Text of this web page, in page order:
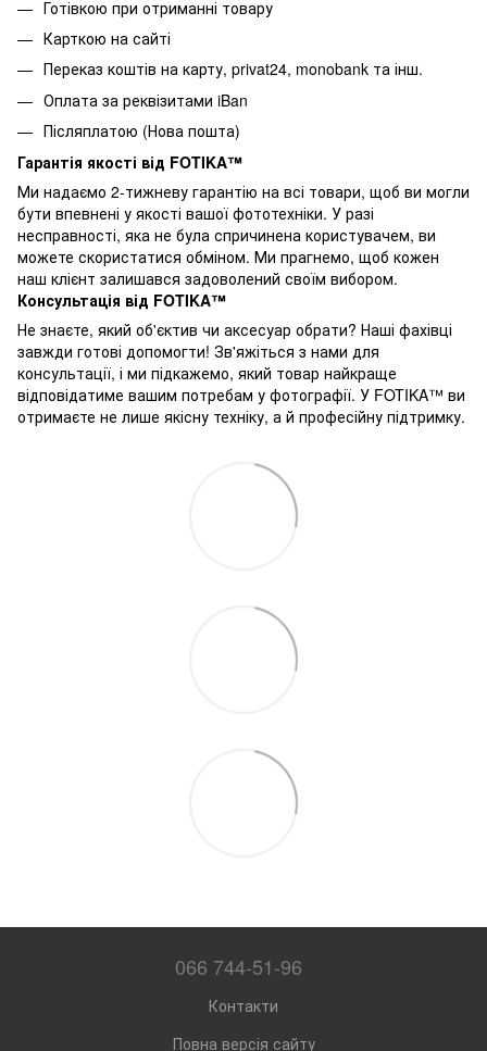
Готівкою при отриманні товару
Карткою на сайті
Переказ коштів на карту, privat24, monobank та інш.
Оплата за реквізитами iBan
Післяплатою (Нова пошта)
Гарантія якості від FOTIKA™
Ми надаємо 2-тижневу гарантію на всі товари, щоб ви могли
бути впевнені у якості вашої фототехніки. У разі
несправності, яка не була спричинена користувачем, ви
можете скористатися обміном. Ми прагнемо, щоб кожен
наш клієнт залишався задоволений своїм вибором.
Консультація від FOTIKA™
Не знаєте, який об'єктив чи аксесуар обрати? Наші фахівці
завжди готові допомогти! Зв'яжіться з нами для
консультації, і ми підкажемо, який товар найкраще
відповідатиме вашим потребам у фотографії. У FOTIKA™ ви
отримаєте не лише якісну техніку, а й професійну підтримку.
066 744-51-96
Контакти
Повна версія сайту